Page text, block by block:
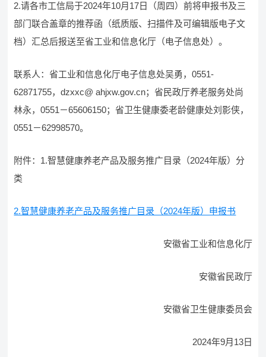
2.请各市工信局于2024年10月17日（周四）前将申报书及三
部门联合盖章的推荐函（纸质版、扫描件及可编辑版电子文
档）汇总后报送至省工业和信息化厅（电子信息处）。
联系人：省工业和信息化厅电子信息处吴勇，0551-
62871755，dzxxc@ ahjxw.gov.cn；省民政厅养老服务处尚
林永，0551－65606150；省卫生健康委老龄健康处刘影侠，
0551－62998570。
附件：1.智慧健康养老产品及服务推广目录（2024年版）分
类
2.智慧健康养老产品及服务推广目录（2024年版）申报书
安徽省工业和信息化厅
安徽省民政厅
安徽省卫生健康委员会
2024年9月13日